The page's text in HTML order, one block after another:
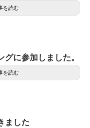
を読む
に参加しました。
を読む
ました